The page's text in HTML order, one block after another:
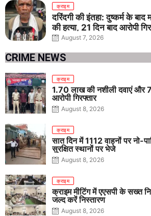
क्राइम
दरिंदगी की इंतहा: दुष्कर्म के
की हत्या, 21 दिन बाद आरोपी
August 7, 2026
CRIME NEWS
क्राइम
1.70 लाख की नशीली दवाएं और
आरोपी गिरफ्तार
August 8, 2026
क्राइम
सात दिन में 1112 वाहनों पर नो-
सुरक्षित स्थानों पर भेजे
August 8, 2026
क्राइम
क्राइम मीटिंग में एएसपी के सख्त
जल्द करें निस्तारण
August 8, 2026